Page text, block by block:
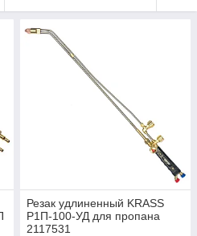
Резак удлиненный KRASS
Р1П-100-УД для пропана
2117531